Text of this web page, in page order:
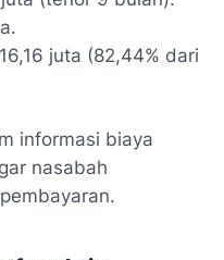
juta (82,44% dari
informasi biaya
nasabah